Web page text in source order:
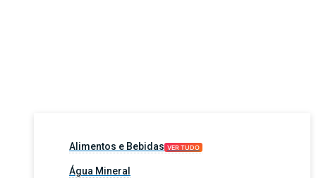
Alimentos e Bebidas VER TUDO
Água Mineral